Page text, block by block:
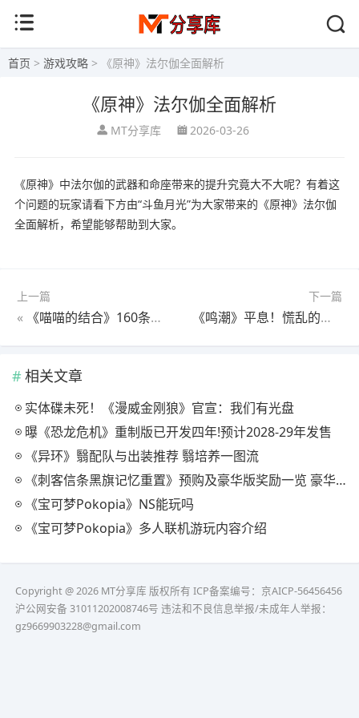
首页 > 游戏攻略 > 《原神》法尔伽全面解析
《原神》法尔伽全面解析
MT分享库 2026-03-26
《原神》中法尔伽的武器和命座带来的提升究竟大不大呢？有着这
个问题的玩家请看下方由“斗鱼月光”为大家带来的《原神》法尔伽
全面解析，希望能够帮助到大家。
上一篇
« 《喵喵的结合》160条实用技巧汇总
下一篇
《鸣潮》平息！慌乱的迁徙！全关卡解谜攻略
相关文章
实体碟未死！《漫威金刚狼》官宣：我们有光盘
曝《恐龙危机》重制版已开发四年!预计2028-29年发售
《异环》翳配队与出装推荐 翳培养一图流
《刺客信条黑旗记忆重置》预购及豪华版奖励一览 豪华版有什么
《宝可梦Pokopia》NS能玩吗
《宝可梦Pokopia》多人联机游玩内容介绍
Copyright @ 2026 MT分享库 版权所有 ICP备案编号：京AICP-56456456
沪公网安备 31011202008746号 违法和不良信息举报/未成年人举报：
gz9669903228@gmail.com